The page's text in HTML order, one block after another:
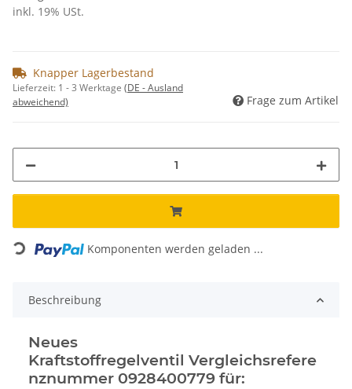
inkl. 19% USt.
Knapper Lagerbestand
Lieferzeit: 1 - 3 Werktage (DE - Ausland
abweichend)
Frage zum Artikel
Loading... Komponenten werden geladen ...
Beschreibung
Neues
Kraftstoffregelventil Vergleichsrefere
nznummer 0928400779 für: